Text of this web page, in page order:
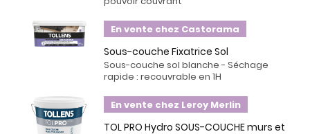
En vente chez Castorama
Sous-couche Fixatrice Sol
Sous-couche sol blanche - Séchage
rapide : recouvrable en 1H
En vente chez Leroy Merlin
TOL PRO Hydro SOUS-COUCHE murs et